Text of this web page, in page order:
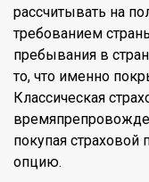
рассчитывать на
требованием
пребывания в
то, что именно
Классическая
покупая страховой
опцию.